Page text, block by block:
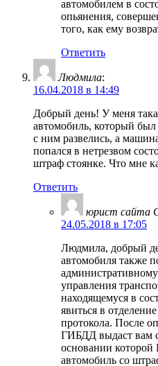
автомобилем в
опьянения,
того, как ему
Ответить
Людмила:
16.04.2018 в 14:49
Добрый день! У меня
автомобиль, который
с ним развелись, а
попался в нетрезвом
штраф стоянке. Что мне
Ответить
юрист сайта
24.05.2018 в 17:05
Людмила, добрый
автомобиля также
управления
находящемуся в
явиться в
протокола. После
ГИБДД выдаст вам
основании которой
автомобиль со